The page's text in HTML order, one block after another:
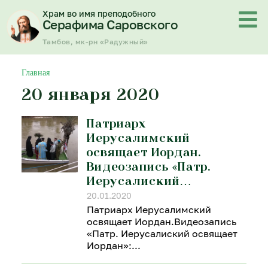
содержимому
Храм во имя преподобного
Серафима Саровского
Тамбов, мк-рн «Радужный»
Главная
20 января 2020
Патриарх
Иерусалимский
освящает Иордан.
Видеозапись «Патр.
Иерусалиский…
20.01.2020
Патриарх Иерусалимский
освящает Иордан.Видеозапись
«Патр. Иерусалиский освящает
Иордан»: